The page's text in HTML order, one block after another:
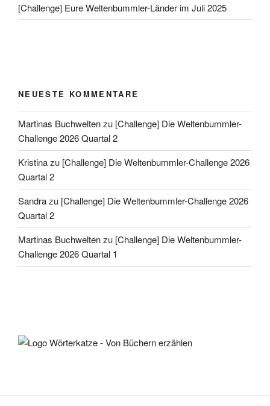
[Challenge] Eure Weltenbummler-Länder im Juli 2025
NEUESTE KOMMENTARE
Martinas Buchweltenzu [Challenge] Die Weltenbummler-
Challenge 2026 Quartal 2
Kristinazu [Challenge] Die Weltenbummler-Challenge 2026
Quartal 2
Sandrazu [Challenge] Die Weltenbummler-Challenge 2026
Quartal 2
Martinas Buchweltenzu [Challenge] Die Weltenbummler-
Challenge 2026 Quartal 1